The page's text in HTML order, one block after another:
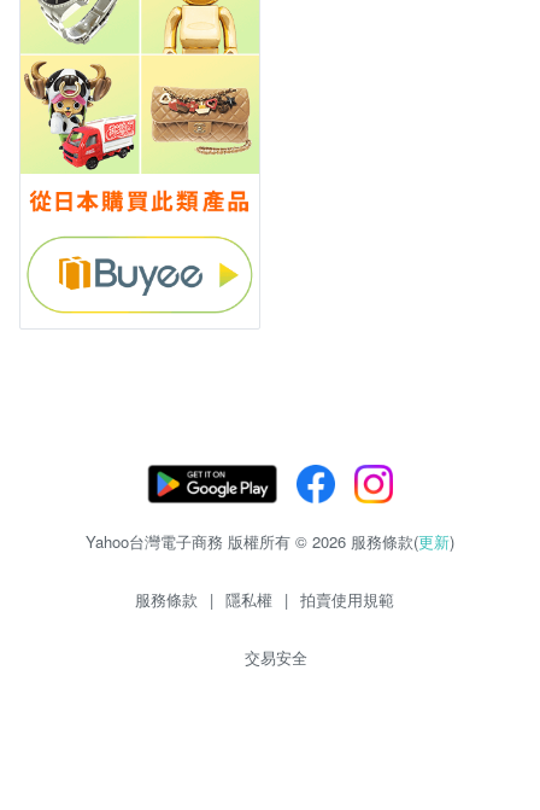
Yahoo台灣電子商務 版權所有 © 2026 服務條款(更新)
服務條款 | 隱私權 | 拍賣使用規範
交易安全